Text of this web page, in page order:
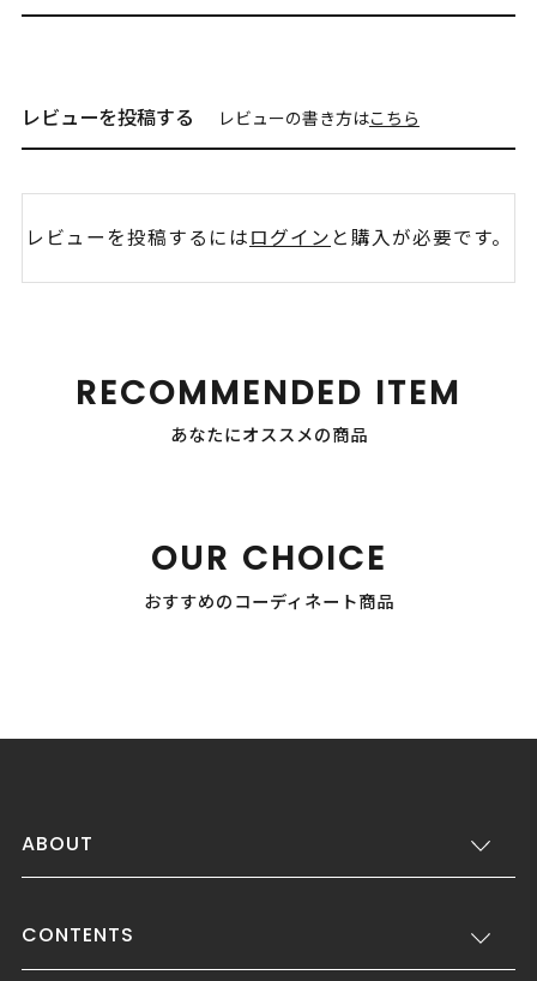
レビューを投稿する レビューの書き方はこちら
レビューを投稿するにはログイン と購入が必要です。
RECOMMENDED ITEM
あなたにオススメの商品
OUR CHOICE
おすすめのコーディネート商品
ABOUT
CONTENTS